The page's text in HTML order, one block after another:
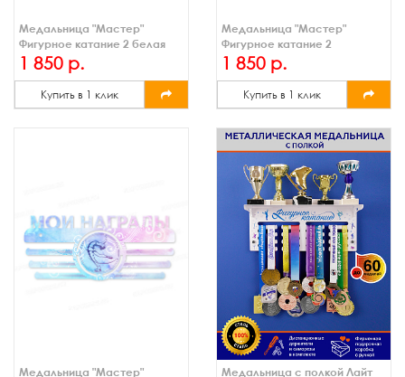
Медальница "Мастер"
Фигурное катание 2 белая
1 850 р.
Купить в 1 клик
Медальница "Мастер"
Фигурное катание 2
1 850 р.
Купить в 1 клик
Медальница "Мастер"
Медальница с полкой Лайт